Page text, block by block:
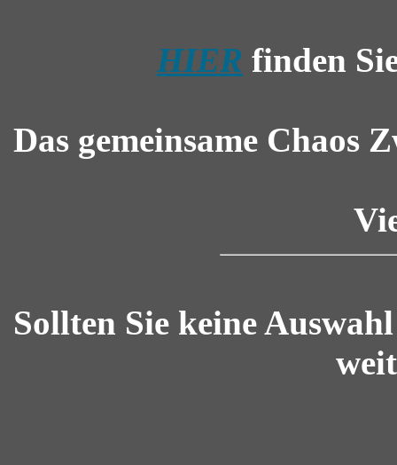
HIER finden
Das gemeinsame Chaos
Sollten Sie keine